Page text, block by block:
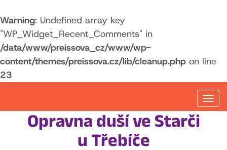
Warning: Undefined array key
"WP_Widget_Recent_Comments" in
/data/www/preissova_cz/www/wp-
content/themes/preissova.cz/lib/cleanup.php on line
23
Opravna duší ve Starči
u Třebíče